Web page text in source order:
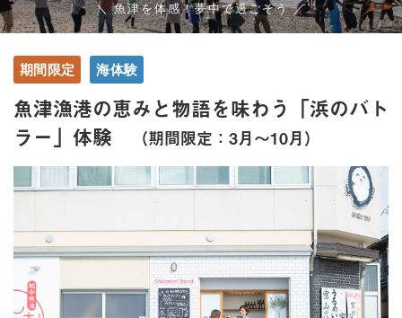
＼ 魚津を体感！夢中で過ごそう ／
期間限定 海体験
魚津漁港の恵みと物語を味わう「浜のバト
ラー」体験
（期間限定：3月～10月）